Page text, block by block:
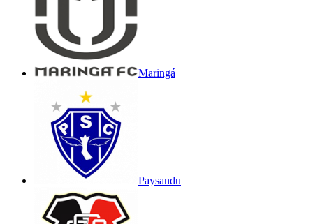
Maringá
Paysandu